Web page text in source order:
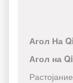
Агол На
Агол на